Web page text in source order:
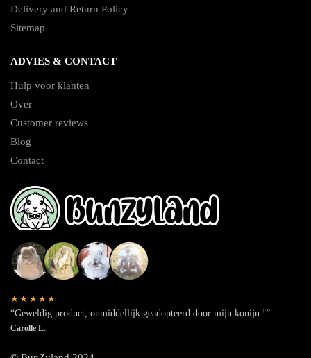
Delivery and Return Policy
Sitemap
ADVIES & CONTACT
Hulp voor klanten
Over
Customer reviews
Blog
Contact
★★★★★
“Geweldig product, onmiddellijk geadopteerd door mijn konijn !”
Carolle L.